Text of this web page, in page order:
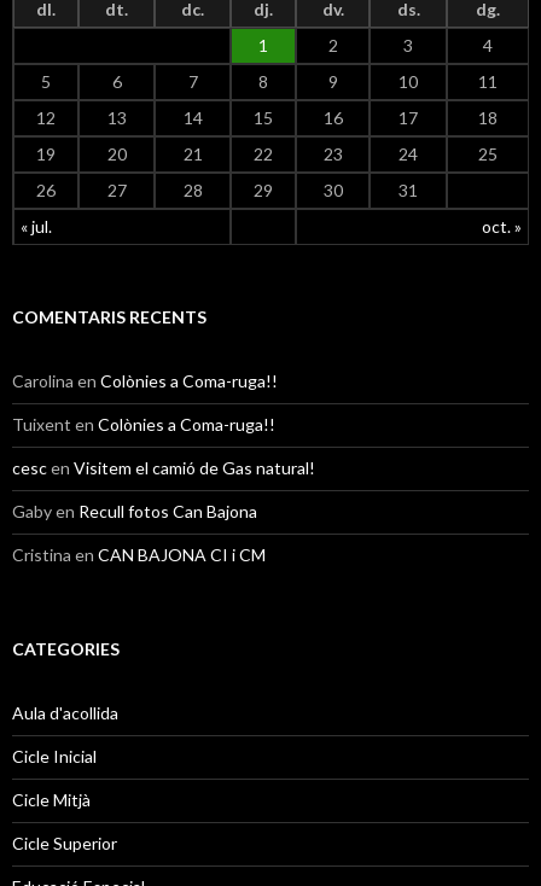
Pavelló
Aula d'infantil
Aula d'infantil
Aula d'infantil
Menjador
Biblioteca
aula de primària
secretaria
dl. dt. dc. dj. dv. ds. dg.
« jul. oct. »
1 2 3
4
5
6 7 8 9 10
11
12
13 14 15 16 17
18
19
20 21 22 23 24
25
26
27 28 29 30 31
COMENTARIS RECENTS
Carolina en Colònies a Coma-ruga!!
Tuixent en Colònies a Coma-ruga!!
cescen Visitem el camió de Gas natural!
Gabyen Recull fotos Can Bajona
Cristina en CAN BAJONA CI i CM
CATEGORIES
Aula d'acollida
Cicle Inicial
Cicle Mitjà
Cicle Superior